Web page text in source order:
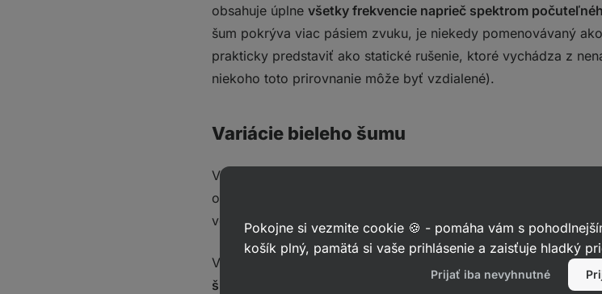
obsahuje úplne všetky frekvencie naprieč spektrom
šum pokrýva viac pásiem zvuku, je niekedy pomenovávaný
prakticky predstaviť ako statické rušenie, ktoré vychádza z
niekoho toto prirovnanie môže byť vzdialené).
Variácie bieleho šumu
V prírode existuje aj
o
veľkosťou podielu
v oblastiach nami počuteľného
V prírode nájdeme zvuky, ako sú dunenie oceánu či silného
šumu
, ktoré sa pohybuje v nižších (teda hlbších) zvukových
Pokojne si vezmite cookie 🍪 - pomáha vám s
košík plný, pamätá si vaše prihlásenie a zaisťuje hladký
Prijať iba nevyhnutné